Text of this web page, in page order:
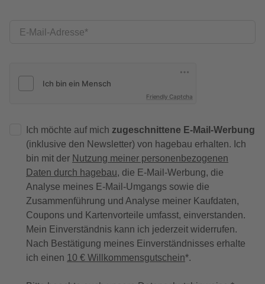
E-Mail-Adresse
Friendly Captcha
Ich möchte auf mich zugeschnittene E-Mail-Werbung
(inklusive den Newsletter) von hagebau erhalten. Ich
bin mit der Nutzung meiner personenbezogenen
Daten durch hagebau, die E-Mail-Werbung, die
Analyse meines E-Mail-Umgangs sowie die
Zusammenführung und Analyse meiner Kaufdaten,
Coupons und Kartenvorteile umfasst, einverstanden.
Mein Einverständnis kann ich jederzeit widerrufen.
Nach Bestätigung meines Einverständnisses erhalte
ich einen 10 € Willkommensgutschein*.